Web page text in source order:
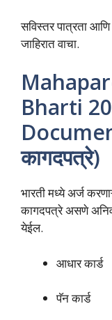
सविस्तर पात्रता आणि
जाहिरात वाचा.
Bharti
कागदपत्रे)
भारती मध्ये अर्ज
कागदपत्रे असणे
येईल.
आधार कार्ड
पॅन कार्ड